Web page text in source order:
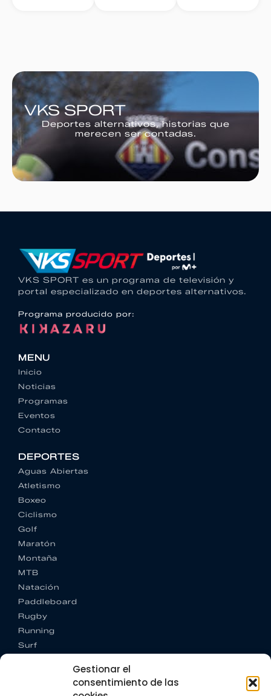
Gestionar el
consentimiento de las
VKS SPORT
Deportes alternativos, historias que
merecen ser contadas.
VKS SPORT es un programa de televisión y
portal especializado en deportes alternativos.
Programa producido por:
MENU
Inicio
Noticias
Programas
Eventos
Contacto
DEPORTES
Aguas Abiertas
Atletismo
Boxeo
Ciclismo
Golf
Maratón
Montaña
MTB
Natación
Paddleboard
Rugby
Running
Surf